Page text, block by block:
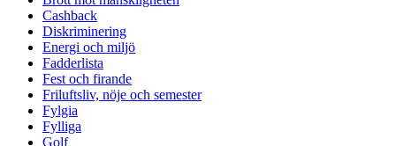
Cashback
Diskriminering
Energi och miljö
Fadderlista
Fest och firande
Friluftsliv, nöje och semester
Fylgia
Fylliga
Golf